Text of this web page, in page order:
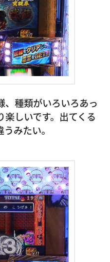
、種類がいろいろあっ
しいです。出てくる
みたい。